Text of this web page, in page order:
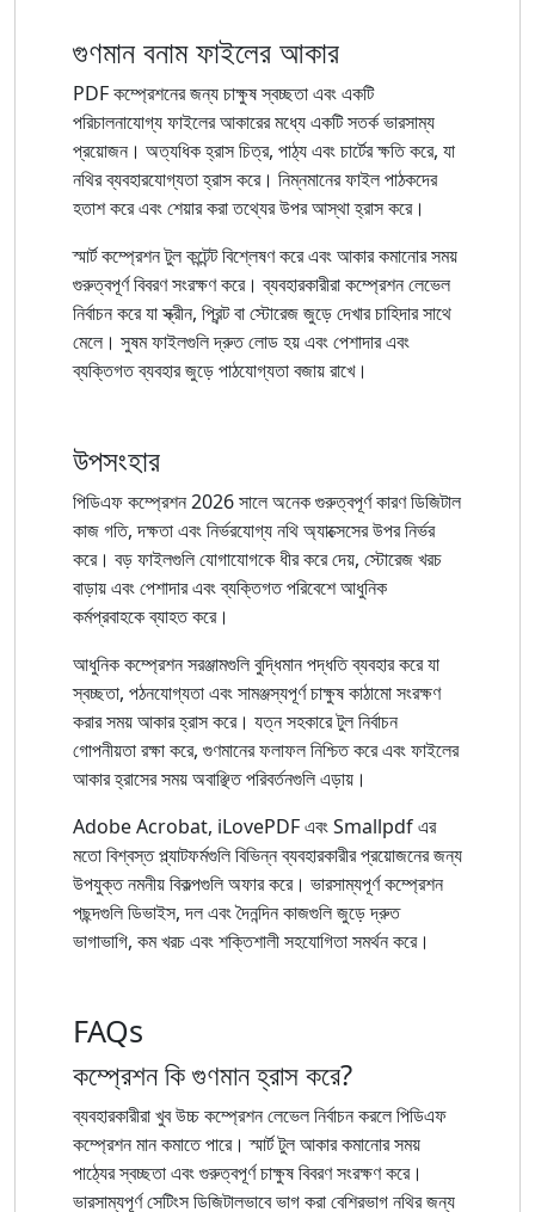
গুণমান বনাম ফাইলের আকার
PDF কম্প্রেশনের জন্য চাক্ষুষ স্বচ্ছতা এবং একটি
পরিচালনাযোগ্য ফাইলের আকারের মধ্যে একটি সতর্ক ভারসাম্য
প্রয়োজন। অত্যধিক হ্রাস চিত্র, পাঠ্য এবং চার্টের ক্ষতি করে, যা
নথির ব্যবহারযোগ্যতা হ্রাস করে। নিম্নমানের ফাইল পাঠকদের
হতাশ করে এবং শেয়ার করা তথ্যের উপর আস্থা হ্রাস করে।
স্মার্ট কম্প্রেশন টুল কন্টেন্ট বিশ্লেষণ করে এবং আকার কমানোর সময়
গুরুত্বপূর্ণ বিবরণ সংরক্ষণ করে। ব্যবহারকারীরা কম্প্রেশন লেভেল
নির্বাচন করে যা স্ক্রীন, প্রিন্ট বা স্টোরেজ জুড়ে দেখার চাহিদার সাথে
মেলে। সুষম ফাইলগুলি দ্রুত লোড হয় এবং পেশাদার এবং
ব্যক্তিগত ব্যবহার জুড়ে পাঠযোগ্যতা বজায় রাখে।
উপসংহার
পিডিএফ কম্প্রেশন 2026 সালে অনেক গুরুত্বপূর্ণ কারণ ডিজিটাল
কাজ গতি, দক্ষতা এবং নির্ভরযোগ্য নথি অ্যাক্সেসের উপর নির্ভর
করে। বড় ফাইলগুলি যোগাযোগকে ধীর করে দেয়, স্টোরেজ খরচ
বাড়ায় এবং পেশাদার এবং ব্যক্তিগত পরিবেশে আধুনিক
কর্মপ্রবাহকে ব্যাহত করে।
আধুনিক কম্প্রেশন সরঞ্জামগুলি বুদ্ধিমান পদ্ধতি ব্যবহার করে যা
স্বচ্ছতা, পঠনযোগ্যতা এবং সামঞ্জস্যপূর্ণ চাক্ষুষ কাঠামো সংরক্ষণ
করার সময় আকার হ্রাস করে। যত্ন সহকারে টুল নির্বাচন
গোপনীয়তা রক্ষা করে, গুণমানের ফলাফল নিশ্চিত করে এবং ফাইলের
আকার হ্রাসের সময় অবাঞ্ছিত পরিবর্তনগুলি এড়ায়।
Adobe Acrobat, iLovePDF এবং Smallpdf এর
মতো বিশ্বস্ত প্ল্যাটফর্মগুলি বিভিন্ন ব্যবহারকারীর প্রয়োজনের জন্য
উপযুক্ত নমনীয় বিকল্পগুলি অফার করে। ভারসাম্যপূর্ণ কম্প্রেশন
পছন্দগুলি ডিভাইস, দল এবং দৈনন্দিন কাজগুলি জুড়ে দ্রুত
ভাগাভাগি, কম খরচ এবং শক্তিশালী সহযোগিতা সমর্থন করে।
FAQs
কম্প্রেশন কি গুণমান হ্রাস করে?
ব্যবহারকারীরা খুব উচ্চ কম্প্রেশন লেভেল নির্বাচন করলে পিডিএফ
কম্প্রেশন মান কমাতে পারে। স্মার্ট টুল আকার কমানোর সময়
পাঠ্যের স্বচ্ছতা এবং গুরুত্বপূর্ণ চাক্ষুষ বিবরণ সংরক্ষণ করে।
ভারসাম্যপূর্ণ সেটিংস ডিজিটালভাবে ভাগ করা বেশিরভাগ নথির জন্য